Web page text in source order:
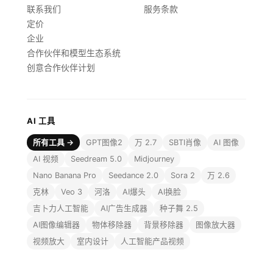
联系我们
定价
企业
合作伙伴和模型生态系统
创意合作伙伴计划
服务条款
AI 工具
所有工具 → GPT图像2 万 2.7 SBTI肖像
AI 图像
AI 视频
Seedream 5.0
Midjourney
Nano Banana Pro
Seedance 2.0 Sora 2
万 2.6
克林
Veo 3 河洛 AI爆头
AI换脸
吉卜力人工智能
AI广告生成器
种子舞 2.5
AI图像编辑器
物体移除器 背景移除器
图像放大器
视频放大
室内设计 人工智能产品视频